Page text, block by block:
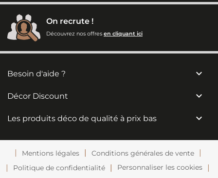
On recrute !
Découvrez nos offres en cliquant ici
Besoin d'aide ? 
Décor Discount 
Les produits déco de qualité à prix bas 
Mentions légales
Conditions générales de vente
Politique de confidentialité
Personnaliser les cookies